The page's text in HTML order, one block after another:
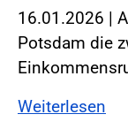
16.01.2026 |
Potsdam die
Weiterlesen